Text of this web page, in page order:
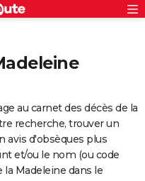
au carnet des décès de la
recherche, trouver un
avis d'obsèques plus
et/ou le nom (ou code
Madeleine dans le